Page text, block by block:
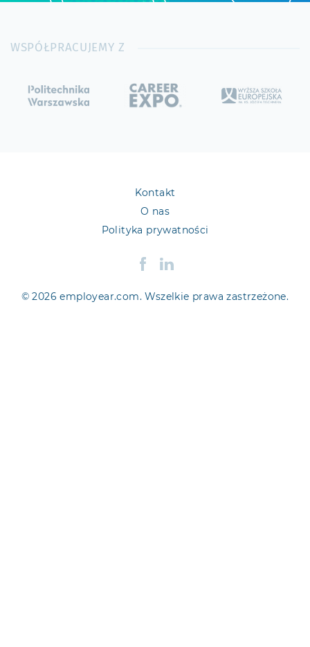
WSPÓŁPRACUJEMY Z
© 2026 employear.com. Wszelkie prawa zastrzeżone.
Kontakt
O nas
Polityka prywatności